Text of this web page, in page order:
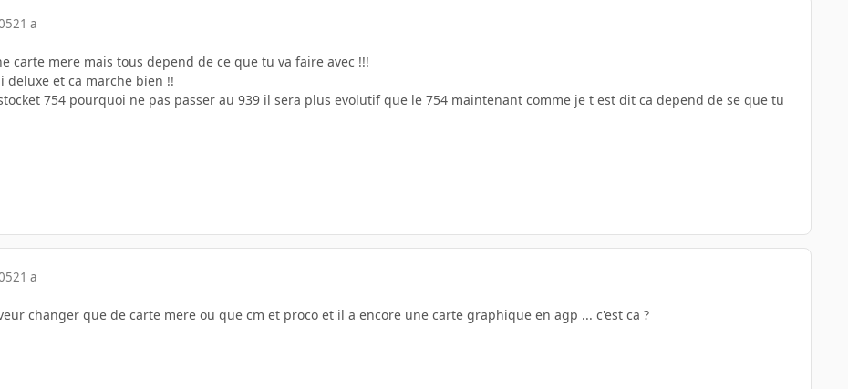
21 a
carte mere mais tous depend de ce que tu va faire avec !!!
deluxe et ca marche bien !!
754 pourquoi ne pas passer au 939 il sera plus evolutif que le 754 maintenant comme je t est dit ca depend de se que tu
21 a
changer que de carte mere ou que cm et proco et il a encore une carte graphique en agp ... c'est ca ?